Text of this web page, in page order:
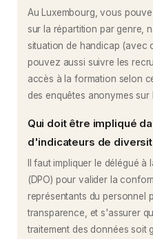
Au Luxembourg, vous
sur la répartition par genre,
situation de handicap (avec
pouvez aussi suivre les
accès à la formation selon
des enquêtes anonymes
Qui doit être impliqué
d'indicateurs de
Il faut impliquer le délégué
(DPO) pour valider la
représentants du personnel
transparence, et s'assurer
traitement des données soit